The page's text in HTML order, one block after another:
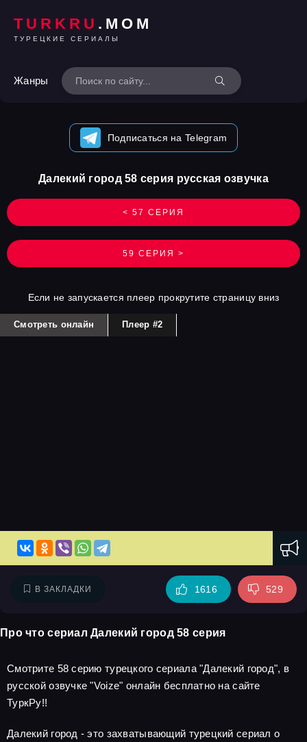
TURKRU .MOM
ТУРЕЦКИЕ СЕРИАЛЫ
Жанры
Подписаться на Telegram
< 57 СЕРИЯ
Далекий город 58 серия русская озвучка
59 СЕРИЯ >
Если не запускается плеер прокрутите страницу вниз
Смотреть онлайн Плеер #2
В ЗАКЛАДКИ 1616 529
Про что сериал Далекий город 58 серия
Смотрите 58 серию турецкого сериала "Далекий город", в
русской озвучке "Voize" онлайн бесплатно на сайте
ТуркРу!!
Далекий город - это захватывающий турецкий сериал о